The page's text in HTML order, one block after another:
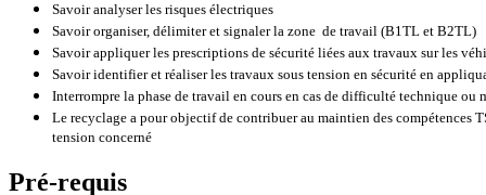
Savoir analyser les risques électriques
Savoir organiser, délimiter et signaler la zone de travail (B1TL et B2TL)
Savoir appliquer les prescriptions de sécurité liées aux travaux sur les
Savoir identifier et réaliser les travaux sous tension en sécurité en
Interrompre la phase de travail en cours en cas de difficulté technique ou
Le recyclage a pour objectif de contribuer au maintien des compétences
tension concerné
Pré-requis